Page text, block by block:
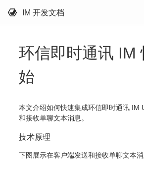
IM 开发文档
环信即时通讯 IM
始
本文介绍如何快速集成环信即时通讯 IM
和接收单聊文本消息。
技术原理
下图展示在客户端发送和接收单聊文本消